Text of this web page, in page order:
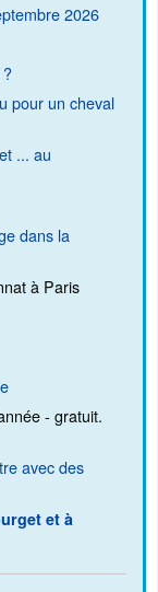
2026
pour un cheval
... au
dans la
à Paris
- gratuit.
avec des
et à